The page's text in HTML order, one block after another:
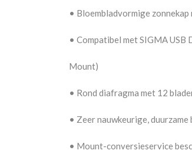
• Bloembladvormige
• Compatibel met SIGMA
Mount)
• Rond diafragma met 12
• Zeer nauwkeurige,
• Mount-conversieservice